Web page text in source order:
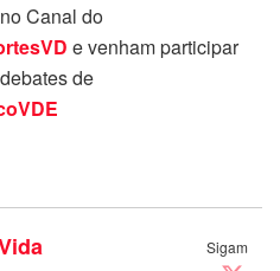
no Canal do
e venham participar
de
Sigam